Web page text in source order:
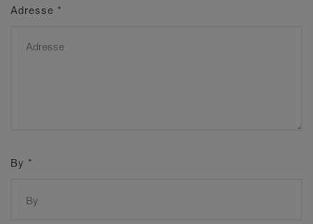
Adresse *
By *